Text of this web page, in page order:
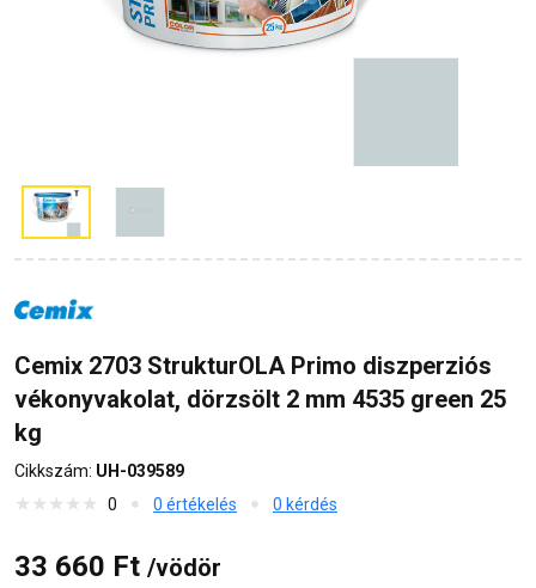
Cemix 2703 StrukturOLA Primo diszperziós
vékonyvakolat, dörzsölt 2 mm 4535 green 25
kg
Cikkszám: UH-039589
0
0 értékelés 0 kérdés
33 660 Ft /vödör